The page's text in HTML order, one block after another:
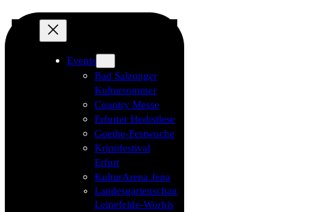
Events
Bad Salzunger
Kultursommer
Country Messe
Erfurter Herbstlese
Goethe-Festwoche
Krimifestival
Erfurt
KulturArena Jena
Landesgartenschau
Leinefelde-Worbis